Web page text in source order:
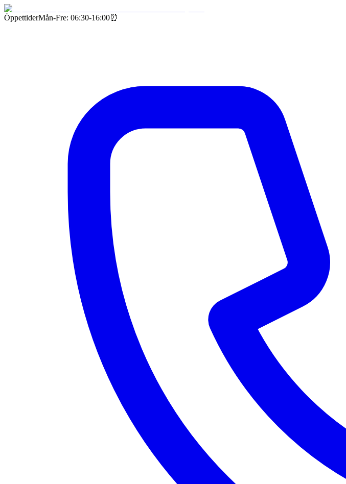
ÖppettiderMån-Fre: 06:30-16:00⏰